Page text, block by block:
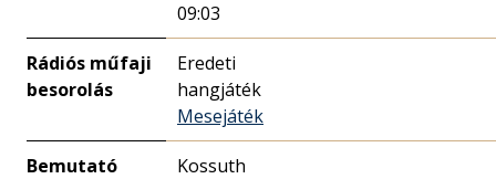
09:03
Rádiós műfaji
besorolás
Eredeti
hangjáték
Mesejáték
Bemutató
Kossuth